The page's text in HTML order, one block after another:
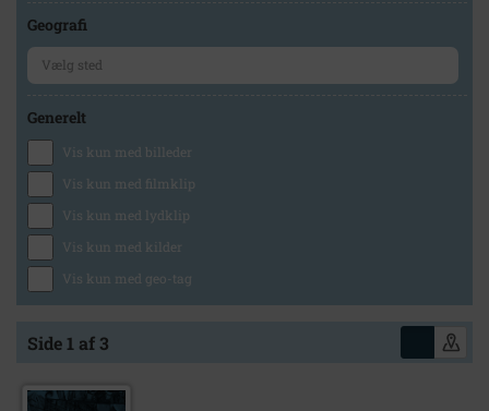
Geografi
Generelt
Vis kun med billeder
Vis kun med filmklip
Vis kun med lydklip
Vis kun med kilder
Vis kun med geo-tag
Side 1 af 3